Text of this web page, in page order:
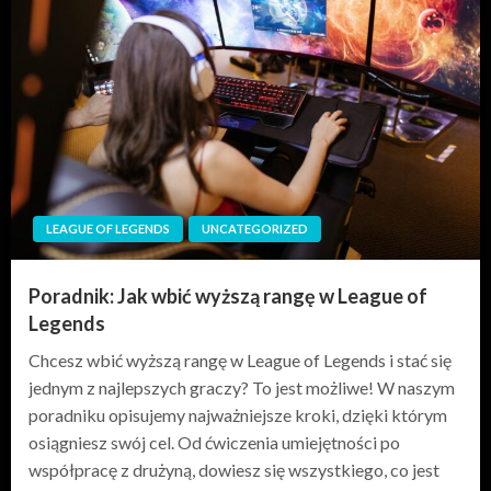
LEAGUE OF LEGENDS UNCATEGORIZED
Poradnik: Jak wbić wyższą rangę w League of
Legends
Chcesz wbić wyższą rangę w League of Legends i stać się
jednym z najlepszych graczy? To jest możliwe! W naszym
poradniku opisujemy najważniejsze kroki, dzięki którym
osiągniesz swój cel. Od ćwiczenia umiejętności po
współpracę z drużyną, dowiesz się wszystkiego, co jest